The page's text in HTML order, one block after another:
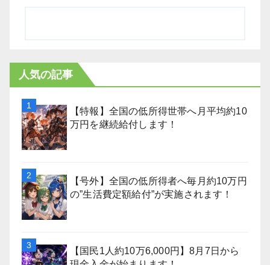
人気の記事
【特報】全国の低所得世帯へ月平均約10
万円を継続給付します！
【号外】全国の低所得者へ毎月約10万円
の”生活費定額給付”が実施されます！
【国民1人約10万6,000円】8月7日から